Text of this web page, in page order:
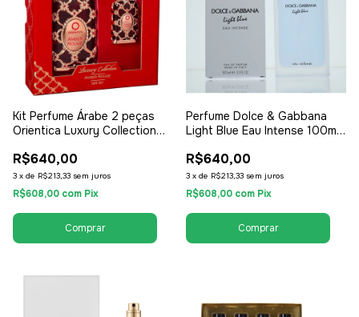
Kit Perfume Árabe 2 peças
Orientica Luxury Collection
EDP Eau de Parfum - Unissex
/ Compartilhável
R$640,00
3 x de R$213,33 sem juros
R$608,00 com Pix
Perfume Dolce & Gabbana
Light Blue Eau Intense 100ml
Feminino
R$640,00
3 x de R$213,33 sem juros
R$608,00 com Pix